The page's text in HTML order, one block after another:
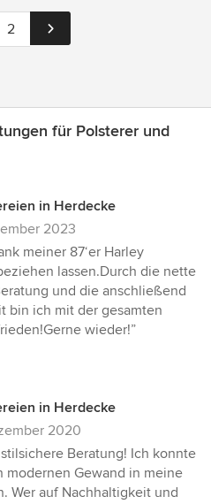
2
für Polsterer und
in Herdecke
2023
meiner 87‘er Harley
lassen.Durch die nette
und die anschließend
bin ich mit der gesamten
wieder!”
in Herdecke
2020
Beratung! Ich konnte
modernen Gewand in meine
Wer auf Nachhaltigkeit und